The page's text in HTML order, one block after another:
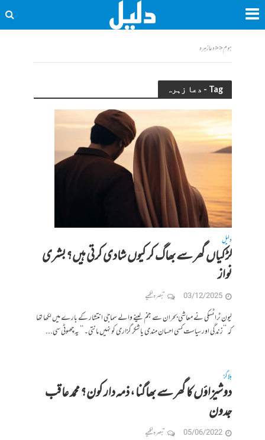
ہوم<<دعا زہرہ
Tag - دعا زہرہ
دلیل
لڑکیاں گھر سے بھاگ کر کیوں شادی کرتی ہیں؟ بشری
نواز
03/12/2025 تبصرہ لکھیے
لیون ٹراٹسکی نے معاشی بحران سے جنم لینے والے سماجی انتشار کے بارے میں لکھا تھا
کہ ’’زندگی اور سیاست کسی احسان مندی یا شکر گزاری کو نہیں مانتی۔ ‘‘ یہ چھوٹی سی...
بلاگز
دوشیزاؤں کا گھر سے بھاگنا ، ذمہ دار کون؟ محمد عاقب
جدون
05/06/2022 تبصرہ لکھیے